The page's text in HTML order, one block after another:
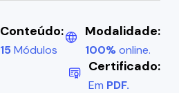
Conteúdo:
15Módulos
Modalidade:
100%online.
Certificado:
Em PDF.